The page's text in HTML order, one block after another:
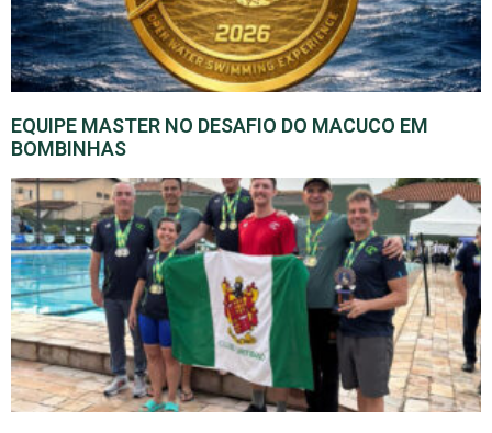
EQUIPE MASTER NO DESAFIO DO MACUCO EM
BOMBINHAS